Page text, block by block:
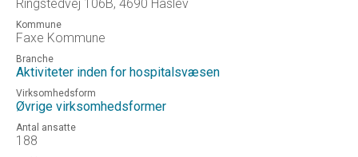
Ringstedvej 106B, 4690 Haslev
Kommune
Faxe Kommune
Branche
Aktiviteter inden for hospitalsvæsen
Virksomhedsform
Øvrige virksomhedsformer
Antal ansatte
188